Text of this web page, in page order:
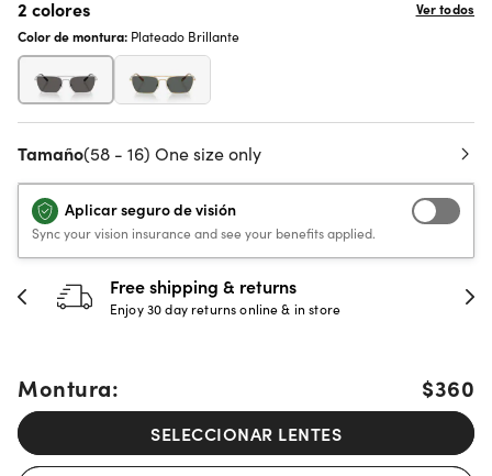
2 colores
Ver todos
Color de montura: Plateado Brillante
Tamaño(58 - 16) One size only
Aplicar seguro de visión
Sync your vision insurance and see your benefits applied.
30-day happiness guarantee
Full refund or replacement within 30 days
Montura: $360
SELECCIONAR LENTES